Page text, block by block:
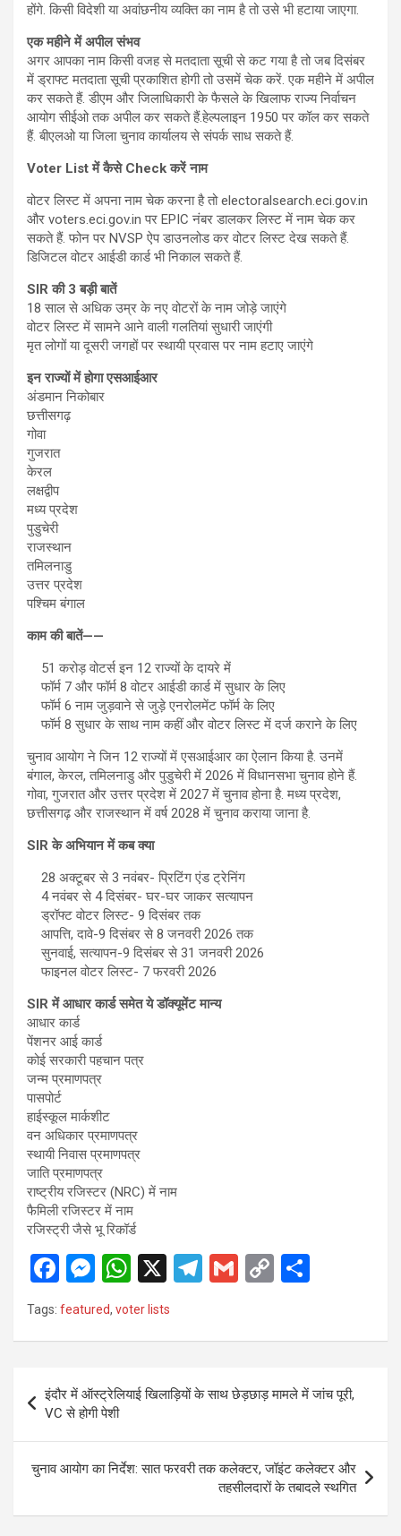
होंगे. किसी विदेशी या अवांछनीय व्यक्ति का नाम है तो उसे भी हटाया जाएगा.
एक महीने में अपील संभव
अगर आपका नाम किसी वजह से मतदाता सूची से कट गया है तो जब दिसंबर
में ड्राफ्ट मतदाता सूची प्रकाशित होगी तो उसमें चेक करें. एक महीने में अपील
कर सकते हैं.‎ डीएम और जिलाधिकारी के फैसले के खिलाफ राज्य निर्वाचन
आयोग ‎सीईओ तक अपील कर सकते हैं.‎हेल्पलाइन 1950 पर कॉल कर सकते
हैं. बीएलओ या जिला चुनाव कार्यालय से संपर्क साध सकते हैं.
Voter List में कैसे Check करें नाम
वोटर लिस्ट में अपना नाम चेक करना है तो electoralsearch.eci.gov.in
और voters.eci.gov.in पर EPIC नंबर डालकर लिस्ट में नाम चेक कर
सकते हैं. फोन पर NVSP ऐप डाउनलोड कर वोटर लिस्ट देख सकते हैं.
डिजिटल वोटर आईडी कार्ड भी निकाल सकते हैं.
SIR की 3 बड़ी बातें
18 साल से अधिक उम्र के नए वोटरों के नाम जोड़े जाएंगे
वोटर लिस्ट में सामने आने वाली गलतियां सुधारी जाएंगी
मृत लोगों या दूसरी जगहों पर स्थायी प्रवास पर नाम हटाए जाएंगे
इन राज्यों में होगा एसआईआर
अंडमान निकोबार
छत्तीसगढ़
गोवा
गुजरात
केरल
लक्षद्वीप
मध्य प्रदेश
पुडुचेरी
राजस्थान
तमिलनाडु
उत्तर प्रदेश
पश्चिम बंगाल
काम की बातें——
51 करोड़ वोटर्स इन 12 राज्यों के दायरे में
फॉर्म 7 और फॉर्म 8 वोटर आईडी कार्ड में सुधार के लिए
फॉर्म 6 नाम जुड़वाने से जुड़े एनरोलमेंट फॉर्म के लिए
फॉर्म 8 सुधार के साथ नाम कहीं और वोटर लिस्ट में दर्ज कराने के लिए
चुनाव आयोग ने जिन 12 राज्यों में एसआईआर का ऐलान किया है. उनमें
बंगाल, केरल, तमिलनाडु और पुडुचेरी में 2026 में विधानसभा चुनाव होने हैं.
गोवा, गुजरात और उत्तर प्रदेश में 2027 में चुनाव होना है. मध्य प्रदेश,
छत्तीसगढ़ और राजस्थान में वर्ष 2028 में चुनाव कराया जाना है.
SIR के अभियान में कब क्या
28 अक्टूबर से 3 नवंबर- प्रिटिंग एंड ट्रेनिंग
4 नवंबर से 4 दिसंबर- घर-घर जाकर सत्यापन
ड्रॉफ्ट वोटर लिस्ट- 9 दिसंबर तक
आपत्ति, दावे-9 दिसंबर से 8 जनवरी 2026 तक
सुनवाई, सत्यापन-9 दिसंबर से 31 जनवरी 2026
फाइनल वोटर लिस्ट- 7 फरवरी 2026
SIR में आधार कार्ड समेत ये डॉक्यूमेंट मान्य
आधार कार्ड
पेंशनर आई कार्ड
कोई सरकारी पहचान पत्र
जन्म प्रमाणपत्र
पासपोर्ट
हाईस्कूल मार्कशीट
वन अधिकार प्रमाणपत्र
स्थायी निवास प्रमाणपत्र
जाति प्रमाणपत्र
राष्ट्रीय रजिस्टर (NRC) में नाम
फैमिली रजिस्टर में नाम
रजिस्ट्री जैसे भू रिकॉर्ड
F
a
ce
o
o
k
M
es
se
g
er
W
h
at
A
p
p
X
T
a
G
C
n
Tags: featured, voter lists
Post
navigation
इंदौर में ऑस्ट्रेलियाई खिलाड़ियों के साथ छेड़छाड़ मामले में जांच पूरी,
VC से होगी पेशी
चुनाव आयोग का निर्देश: सात फरवरी तक कलेक्टर, जॉइंट कलेक्टर और
तहसीलदारों के तबादले स्थगित